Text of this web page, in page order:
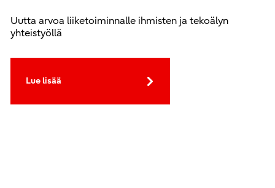
Uutta arvoa liiketoiminnalle ihmisten ja tekoälyn
yhteistyöllä
Lue lisää